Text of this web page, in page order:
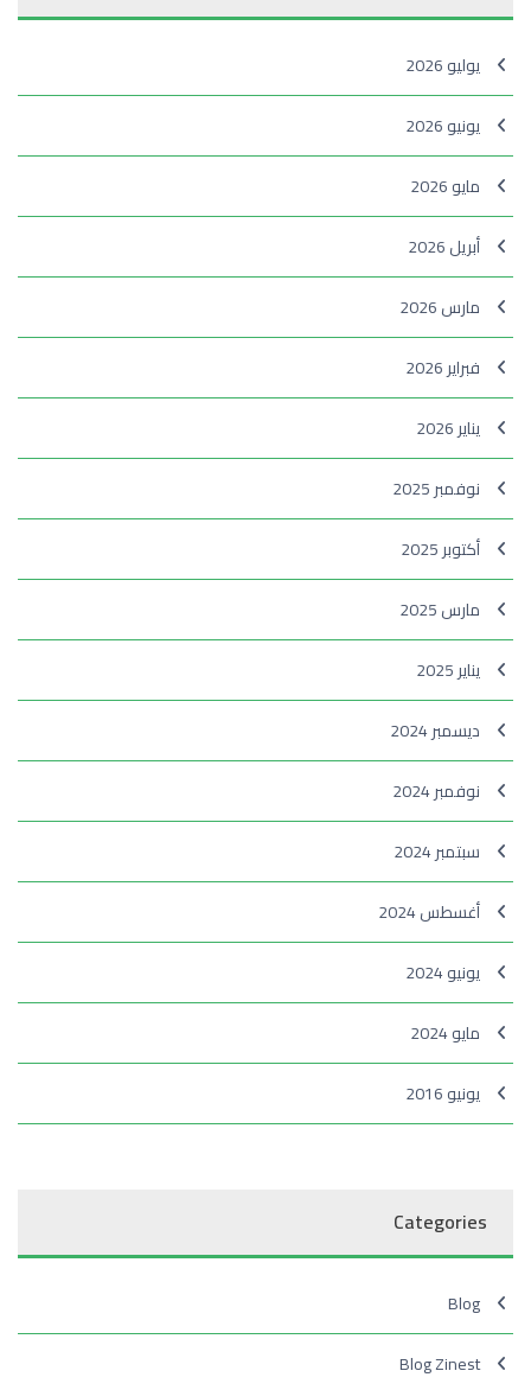
يوليو 2026
يونيو 2026
مايو 2026
أبريل 2026
مارس 2026
فبراير 2026
يناير 2026
نوفمبر 2025
أكتوبر 2025
مارس 2025
يناير 2025
ديسمبر 2024
نوفمبر 2024
سبتمبر 2024
أغسطس 2024
يونيو 2024
مايو 2024
يونيو 2016
Categories
Blog
Blog Zinest